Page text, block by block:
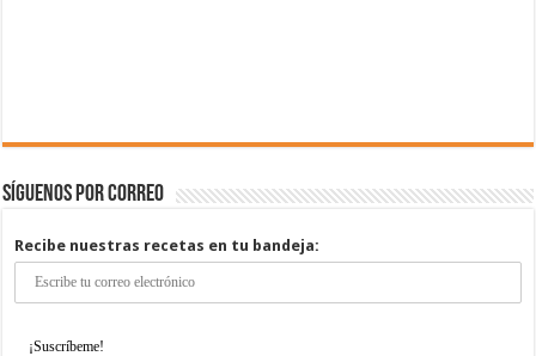
Síguenos por correo
Recibe nuestras recetas en tu bandeja: